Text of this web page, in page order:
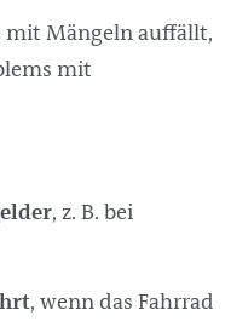
mit Mängeln auffällt,
mit
, z. B. bei
, wenn das Fahrrad